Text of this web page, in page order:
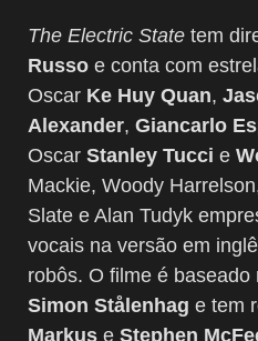
The Electric State tem
Russo e conta com
Oscar Ke Huy Quan,
Alexander, Giancarlo
Oscar Stanley Tucci e
Mackie, Woody
Slate e Alan Tudyk
vocais na versão em
robôs. O filme é
Simon Stålenhag e tem
Markus e Stephen